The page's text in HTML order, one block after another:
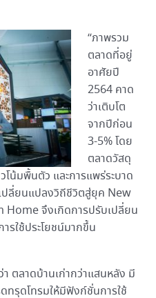
“ภาพรวม
ตลาดที่อยู่
อาศัยปี
2564 คาด
ว่าเติบโต
จากปีก่อน
3-5% โดย
ตลาดวัสดุ
น้มพื้นตัว และการแพร่ระบาด
ปลี่ยนแปลงวิถีชีวิตสู่ยุค New
จึงเกิดการปรับเปลี่ยน
รใช้ประโยชน์มากขึ้น
ตลาดบ้านเก่ากว่าแสนหลัง มี
รุดโทรมให้มีฟังก์ชั่นการใช้